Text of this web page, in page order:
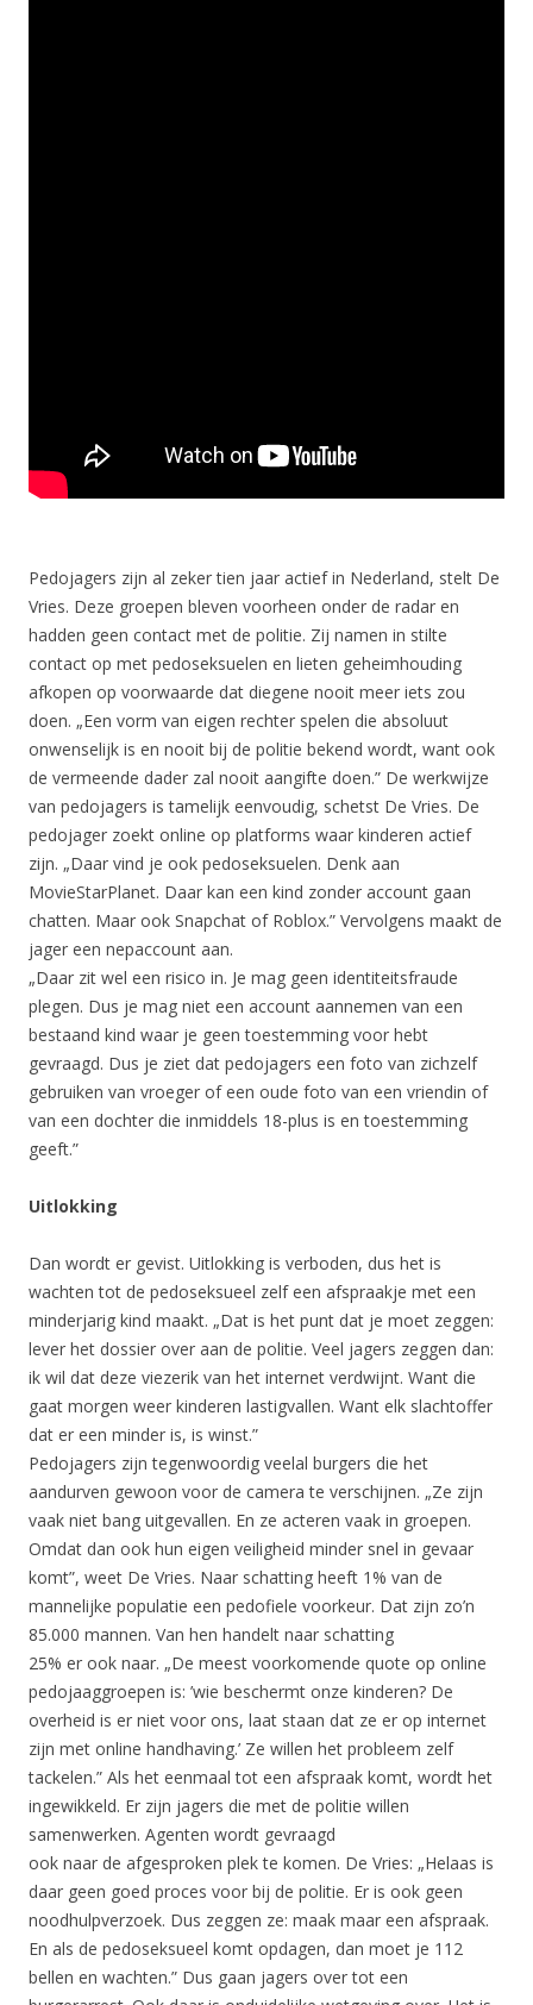
Pedojagers zijn al zeker tien jaar actief in Nederland, stelt De
Vries. Deze groepen bleven voorheen onder de radar en
hadden geen contact met de politie. Zij namen in stilte
contact op met pedoseksuelen en lieten geheimhouding
afkopen op voorwaarde dat diegene nooit meer iets zou
doen. „Een vorm van eigen rechter spelen die absoluut
onwenselijk is en nooit bij de politie bekend wordt, want ook
de vermeende dader zal nooit aangifte doen.” De werkwijze
van pedojagers is tamelijk eenvoudig, schetst De Vries. De
pedojager zoekt online op platforms waar kinderen actief
zijn. „Daar vind je ook pedoseksuelen. Denk aan
MovieStarPlanet. Daar kan een kind zonder account gaan
chatten. Maar ook Snapchat of Roblox.” Vervolgens maakt de
jager een nepaccount aan.
„Daar zit wel een risico in. Je mag geen identiteitsfraude
plegen. Dus je mag niet een account aannemen van een
bestaand kind waar je geen toestemming voor hebt
gevraagd. Dus je ziet dat pedojagers een foto van zichzelf
gebruiken van vroeger of een oude foto van een vriendin of
van een dochter die inmiddels 18-plus is en toestemming
geeft.”
Uitlokking
Dan wordt er gevist. Uitlokking is verboden, dus het is
wachten tot de pedoseksueel zelf een afspraakje met een
minderjarig kind maakt. „Dat is het punt dat je moet zeggen:
lever het dossier over aan de politie. Veel jagers zeggen dan:
ik wil dat deze viezerik van het internet verdwijnt. Want die
gaat morgen weer kinderen lastigvallen. Want elk slachtoffer
dat er een minder is, is winst.”
Pedojagers zijn tegenwoordig veelal burgers die het
aandurven gewoon voor de camera te verschijnen. „Ze zijn
vaak niet bang uitgevallen. En ze acteren vaak in groepen.
Omdat dan ook hun eigen veiligheid minder snel in gevaar
komt”, weet De Vries. Naar schatting heeft 1% van de
mannelijke populatie een pedofiele voorkeur. Dat zijn zo’n
85.000 mannen. Van hen handelt naar schatting
25% er ook naar. „De meest voorkomende quote op online
pedojaaggroepen is: ’wie beschermt onze kinderen? De
overheid is er niet voor ons, laat staan dat ze er op internet
zijn met online handhaving.’ Ze willen het probleem zelf
tackelen.” Als het eenmaal tot een afspraak komt, wordt het
ingewikkeld. Er zijn jagers die met de politie willen
samenwerken. Agenten wordt gevraagd
ook naar de afgesproken plek te komen. De Vries: „Helaas is
daar geen goed proces voor bij de politie. Er is ook geen
noodhulpverzoek. Dus zeggen ze: maak maar een afspraak.
En als de pedoseksueel komt opdagen, dan moet je 112
bellen en wachten.” Dus gaan jagers over tot een